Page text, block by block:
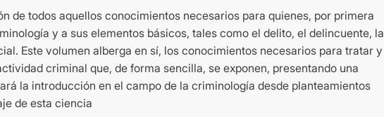
de todos aquellos conocimientos necesarios para quienes, por primera
y a sus elementos básicos, tales como el delito, el delincuente, la
Este volumen alberga en sí, los conocimientos necesarios para tratar y
criminal que, de forma sencilla, se exponen, presentando una
la introducción en el campo de la criminología desde planteamientos
de esta ciencia